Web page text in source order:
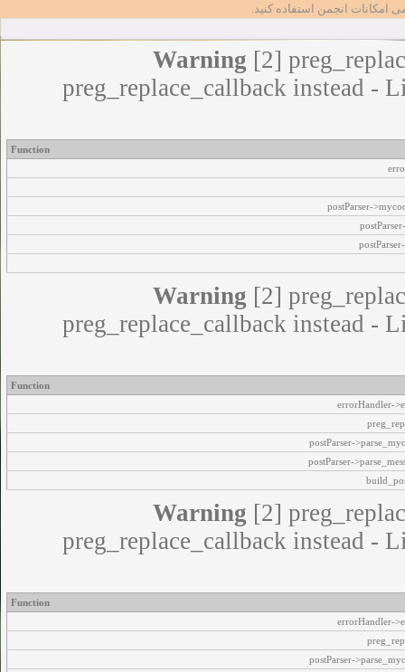
امکانات انجمن استفاده کنید.
Warning [2]
preg_replace_callback instead -
Function
postParser-
Warning [2]
preg_replace_callback instead -
Function
errorHandler-
postParser-
postParser-
Warning [2]
preg_replace_callback instead -
Function
errorHandler-
postParser-